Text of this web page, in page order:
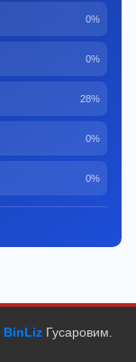
0%
0%
28%
0%
0%
BinLiz Гусаровим.